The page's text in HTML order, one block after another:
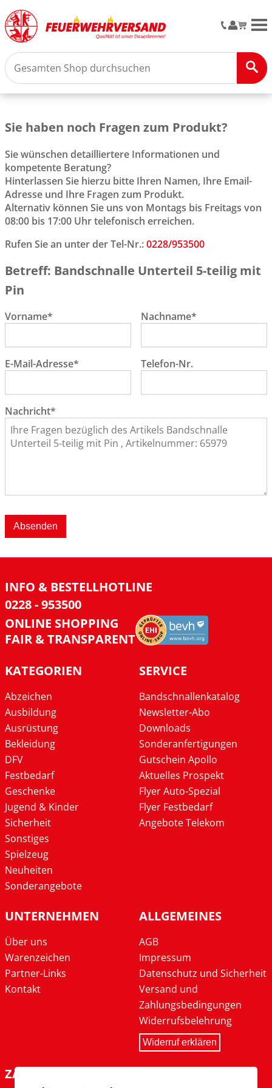
Sie haben noch Fragen zum Produkt?
Sie wünschen detailliertere Informationen und
kompetente Beratung?
Hinterlassen Sie hierzu bitte Ihren Namen, Ihre Email-
Adresse und Ihre Fragen zum Produkt.
Alternativ können Sie uns von Montags bis Freitags von
08:00 bis 17:00 Uhr telefonisch erreichen.
Rufen Sie an unter der Tel-Nr.:0228/953500
Betreff: Bandschnalle Unterteil 5-teilig mit
Pin
Vorname* Nachname*
E-Mail-Adresse* Telefon-Nr.
Nachricht*
Absenden
INFO & BESTELLHOTLINE
0228 - 953500
ONLINE SHOPPING
FAIR & TRANSPARENT
KATEGORIEN
Abzeichen
Ausbildung
Ausrüstung
Bekleidung
DFV
Festbedarf
Geschenke
Jugend & Kinder
Sicherheit
Sonstiges
Spielzeug
Neuheiten
Sonderangebote
SERVICE
Bandschnallenkatalog
Newsletter-Abo
Downloads
Sonderanfertigungen
Gutschein Apollo
Aktuelles Prospekt
Flyer Auto-Spezial
Flyer Festbedarf
Angebote Telekom
UNTERNEHMEN
Über uns
Warenzeichen
Partner-Links
Kontakt
ALLGEMEINES
AGB
Impressum
Datenschutz und Sicherheit
Versand und
Zahlungsbedingungen
Widerrufsbelehrung
Widerruf erklären
ZAHLARTEN